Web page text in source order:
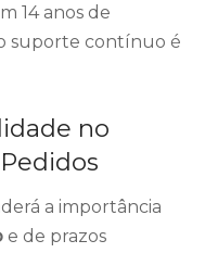
14 anos de
suporte contínuo é
no
a importância
e de prazos